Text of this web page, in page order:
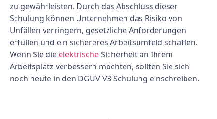
zu gewährleisten. Durch das Abschluss dieser
Schulung können Unternehmen das Risiko von
Unfällen verringern, gesetzliche Anforderungen
erfüllen und ein sichereres Arbeitsumfeld schaffen.
Wenn Sie die elektrischeSicherheit an Ihrem
Arbeitsplatz verbessern möchten, sollten Sie sich
noch heute in den DGUV V3 Schulung einschreiben.